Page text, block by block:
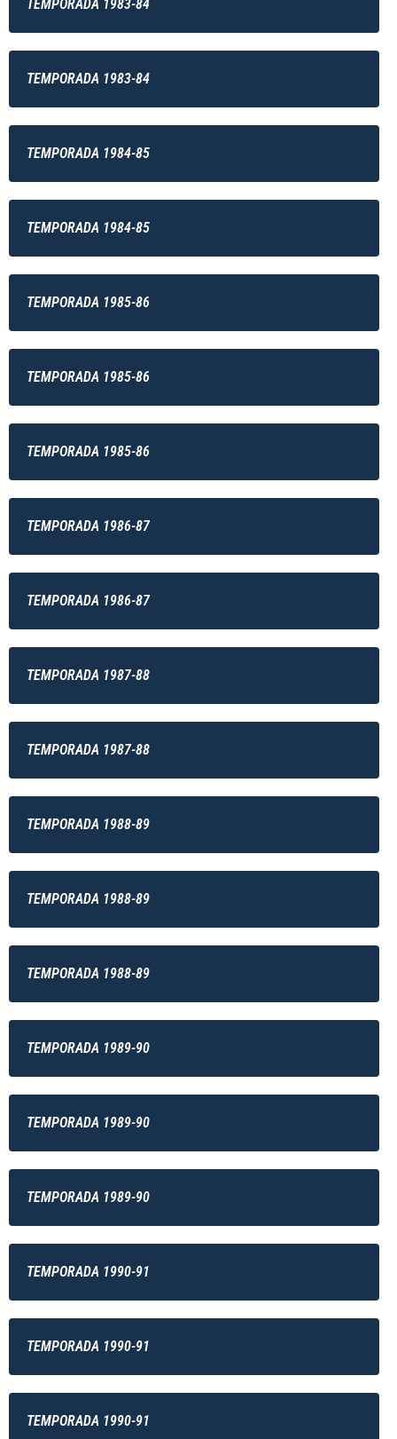
TEMPORADA 1983-84
TEMPORADA 1983-84
TEMPORADA 1984-85
TEMPORADA 1984-85
TEMPORADA 1985-86
TEMPORADA 1985-86
TEMPORADA 1985-86
TEMPORADA 1986-87
TEMPORADA 1986-87
TEMPORADA 1987-88
TEMPORADA 1987-88
TEMPORADA 1988-89
TEMPORADA 1988-89
TEMPORADA 1988-89
TEMPORADA 1989-90
TEMPORADA 1989-90
TEMPORADA 1989-90
TEMPORADA 1990-91
TEMPORADA 1990-91
TEMPORADA 1990-91